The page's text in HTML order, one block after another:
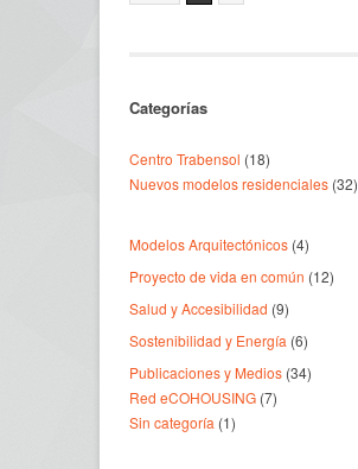
Categorías
Centro Trabensol (18)
Nuevos modelos residenciales (32)
Modelos Arquitectónicos (4)
Proyecto de vida en común (12)
Salud y Accesibilidad (9)
Sostenibilidad y Energía (6)
Publicaciones y Medios (34)
Red eCOHOUSING (7)
Sin categoría (1)